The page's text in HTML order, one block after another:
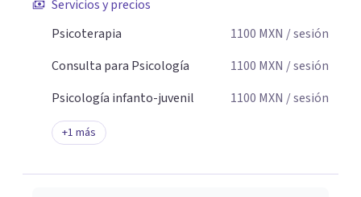
Servicios y precios
Psicoterapia
1100 MXN / sesión
Consulta para Psicología
1100 MXN / sesión
Psicología infanto-juvenil
1100 MXN / sesión
+1 más